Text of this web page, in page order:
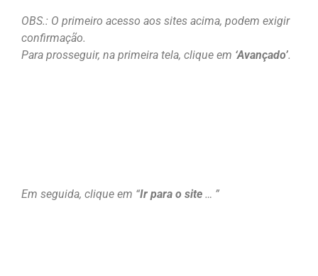
OBS.: O primeiro acesso aos sites acima, podem exigir
confirmação.
Para prosseguir, na primeira tela, clique em ‘Avançado’.
Em seguida, clique em “Ir para o site … ”